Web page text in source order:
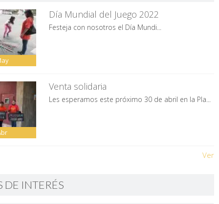
Día Mundial del Juego 2022
Festeja con nosotros el Día Mundi...
Venta solidaria
Les esperamos este próximo 30 de abril en la Pla...
Ver
DE INTERÉS